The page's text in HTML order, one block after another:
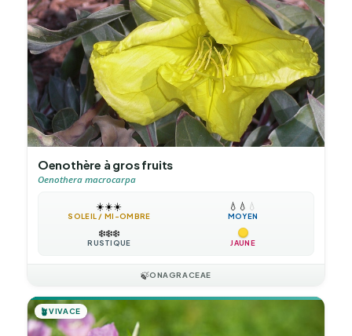
Oenothère à gros fruits
Oenothera macrocarpa
☀️☀️☀️
SOLEIL / MI-OMBRE
💧 💧 💧
MOYEN
❄️❄️❄️
RUSTIQUE JAUNE
🍃ONAGRACEAE
🪴VIVACE